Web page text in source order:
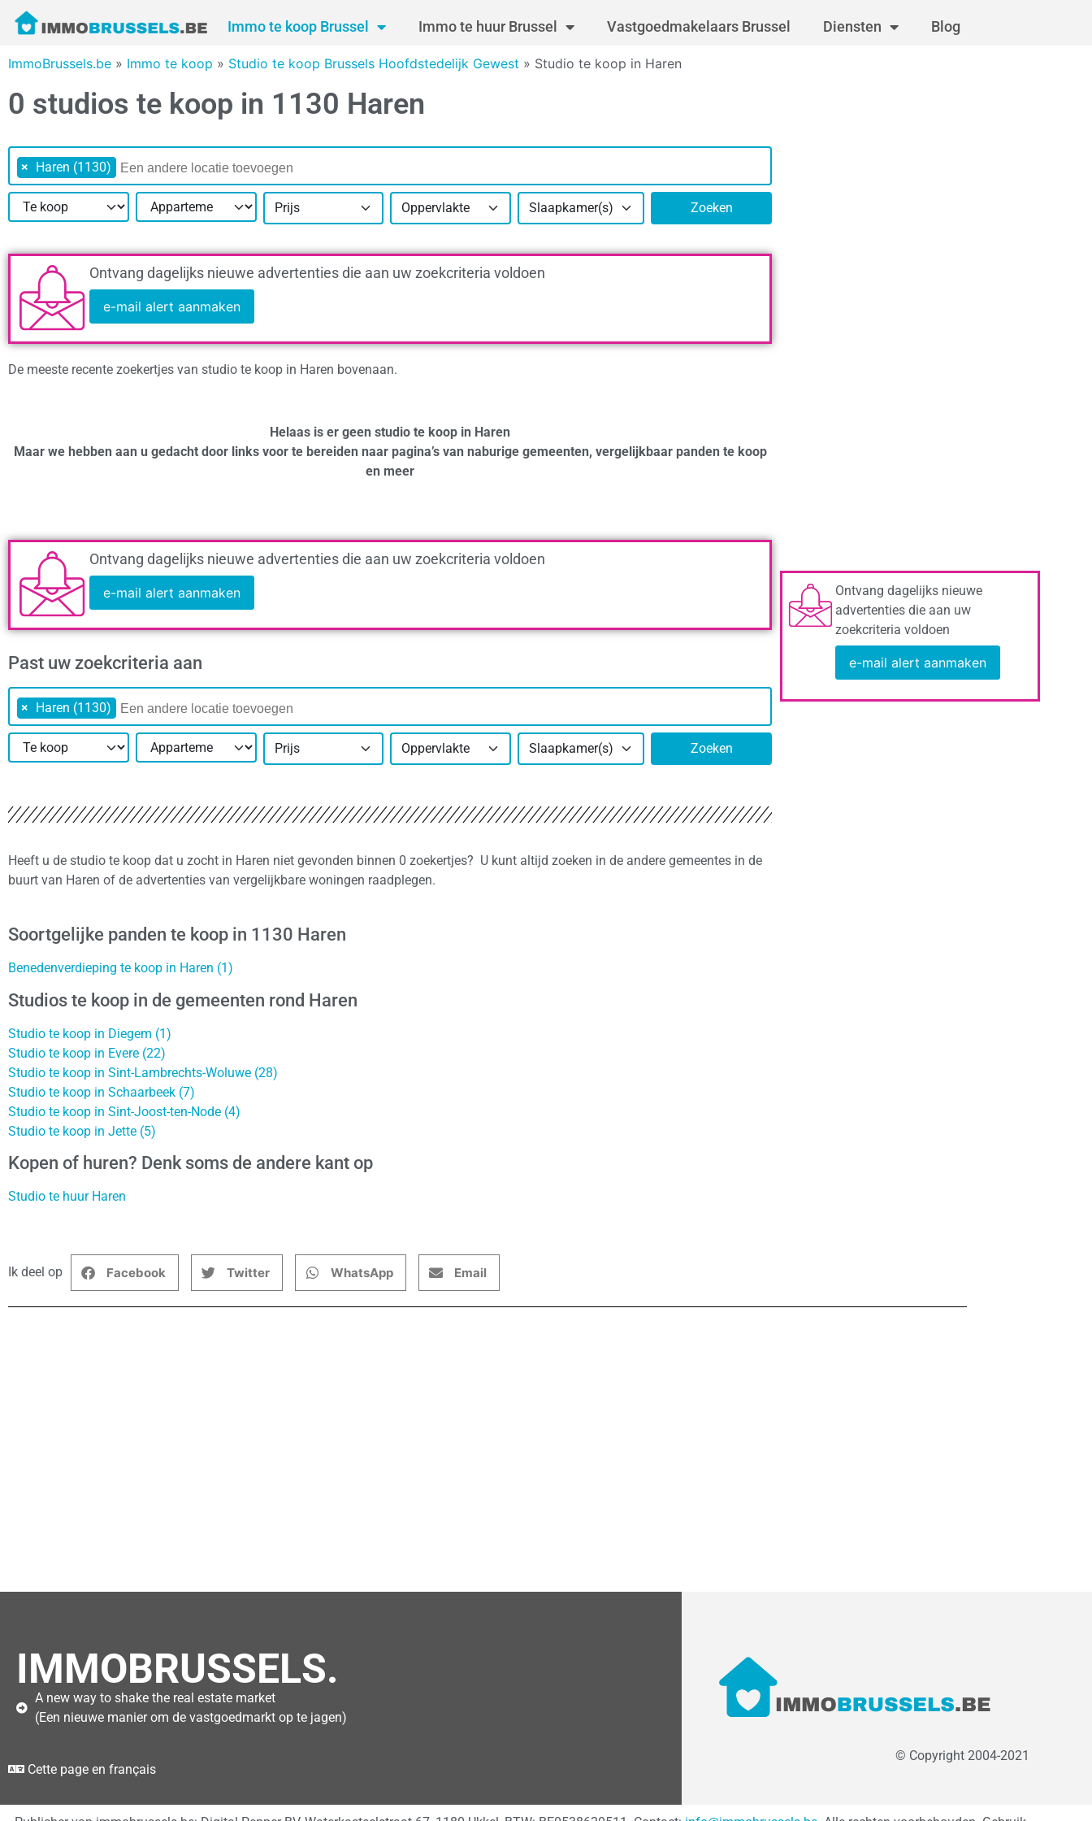
Immo te koop Brussel Immo te huur Brussel Vastgoedmakelaars Brussel Diensten Blog
ImmoBrussels.be » Immo te koop » Studio te koop Brussels Hoofdstedelijk Gewest » Studio te koop in Haren
0 studios te koop in 1130 Haren
× Haren (1130)
Prijs Oppervlakte Slaapkamer(s) Zoeken
Ontvang dagelijks nieuwe advertenties die aan uw zoekcriteria voldoen
e-mail alert aanmaken
De meeste recente zoekertjes van studio te koop in Haren bovenaan.
Helaas is er geen studio te koop in Haren
Maar we hebben aan u gedacht door links voor te bereiden naar pagina’s van naburige gemeenten, vergelijkbaar panden te koop
en meer
Ontvang dagelijks nieuwe advertenties die aan uw zoekcriteria voldoen
e-mail alert aanmaken
Past uw zoekcriteria aan
× Haren (1130)
Prijs Oppervlakte Slaapkamer(s) Zoeken
Heeft u de studio te koop dat u zocht in Haren niet gevonden binnen 0 zoekertjes? U kunt altijd zoeken in de andere gemeentes in de
buurt van Haren of de advertenties van vergelijkbare woningen raadplegen.
Soortgelijke panden te koop in 1130 Haren
Benedenverdieping te koop in Haren (1)
Studios te koop in de gemeenten rond Haren
Studio te koop in Diegem (1)
Studio te koop in Evere (22)
Studio te koop in Sint-Lambrechts-Woluwe (28)
Studio te koop in Schaarbeek (7)
Studio te koop in Sint-Joost-ten-Node (4)
Studio te koop in Jette (5)
Kopen of huren? Denk soms de andere kant op
Studio te huur Haren
Ontvang dagelijks nieuwe
advertenties die aan uw
zoekcriteria voldoen
e-mail alert aanmaken
Ik deel op Facebook Twitter WhatsApp Email
IMMOBRUSSELS.
A new way to shake the real estate market
(Een nieuwe manier om de vastgoedmarkt op te jagen)
Cette page en français
© Copyright 2004-2021